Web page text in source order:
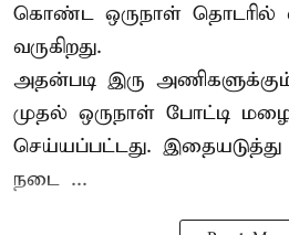
கொண்ட ஒருநாள் தொடரில்
வருகிறது.
அதன்படி இரு
முதல் ஒருநாள் போட்டி
செய்யப்பட்டது.
நடை ...